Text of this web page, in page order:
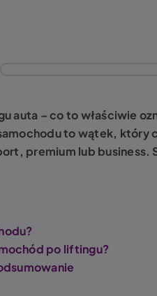
auta – co to właściwie
to wątek, który
premium lub
po liftingu?